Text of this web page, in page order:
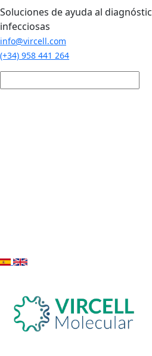
Pasar al contenido principal
Soluciones de ayuda al
infecciosas
info@vircell.com
(+34) 958 441 264